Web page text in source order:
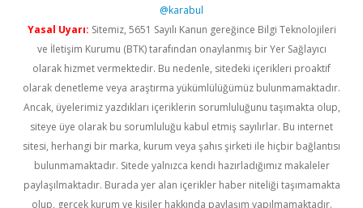
@karabul
Yasal Uyarı: Sitemiz, 5651 Sayılı Kanun gereğince Bilgi Teknolojileri
ve İletişim Kurumu (BTK) tarafından onaylanmış bir Yer Sağlayıcı
olarak hizmet vermektedir. Bu nedenle, sitedeki içerikleri proaktif
olarak denetleme veya araştırma yükümlülüğümüz bulunmamaktadır.
Ancak, üyelerimiz yazdıkları içeriklerin sorumluluğunu taşımakta olup,
siteye üye olarak bu sorumluluğu kabul etmiş sayılırlar. Bu internet
sitesi, herhangi bir marka, kurum veya şahıs şirketi ile hiçbir bağlantısı
bulunmamaktadır. Sitede yalnızca kendi hazırladığımız makaleler
paylaşılmaktadır. Burada yer alan içerikler haber niteliği taşımamakta
olup, gerçek kurum ve kişiler hakkında paylaşım yapılmamaktadır.